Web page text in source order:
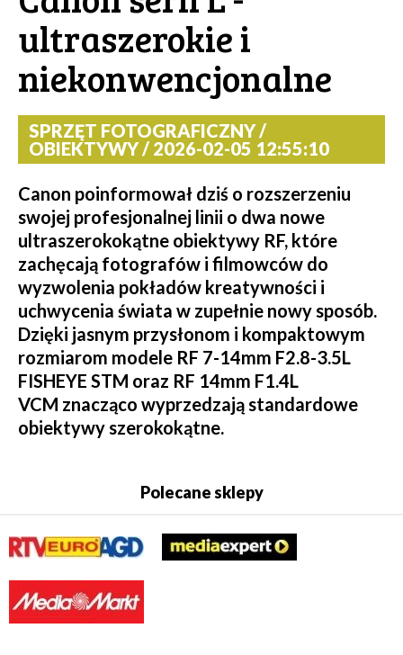
ultraszerokie i
niekonwencjonalne
SPRZĘT FOTOGRAFICZNY /
OBIEKTYWY / 2026-02-05 12:55:10
Canon poinformował dziś o rozszerzeniu
swojej profesjonalnej linii o dwa nowe
ultraszerokokątne obiektywy RF, które
zachęcają fotografów i filmowców do
wyzwolenia pokładów kreatywności i
uchwycenia świata w zupełnie nowy sposób.
Dzięki jasnym przysłonom i kompaktowym
rozmiarom modele RF 7-14mm F2.8-3.5L
FISHEYE STM oraz RF 14mm F1.4L
VCM znacząco wyprzedzają standardowe
obiektywy szerokokątne.
Polecane sklepy